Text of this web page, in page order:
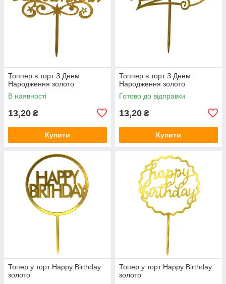
Топпер в торт З Днем
Народження золото
В наявності
13,20 ₴
Купити
Топпер в торт З Днем
Народження золото
Готово до відправки
13,20 ₴
Купити
Топер у торт Happy Birthday
золото
Топер у торт Happy Birthday
золото